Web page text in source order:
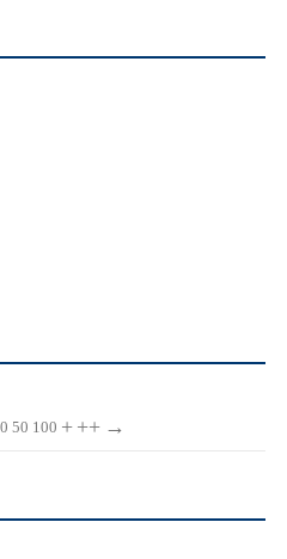
50 100 + ++ →